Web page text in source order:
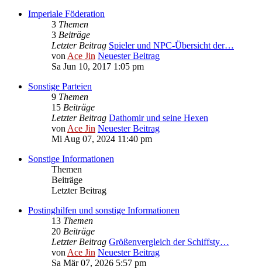
Imperiale Föderation
3 Themen
3 Beiträge
Letzter Beitrag Spieler und NPC-Übersicht der…
von Ace Jin Neuester Beitrag
Sa Jun 10, 2017 1:05 pm
Sonstige Parteien
9 Themen
15 Beiträge
Letzter Beitrag Dathomir und seine Hexen
von Ace Jin Neuester Beitrag
Mi Aug 07, 2024 11:40 pm
Sonstige Informationen
Themen
Beiträge
Letzter Beitrag
Postinghilfen und sonstige Informationen
13 Themen
20 Beiträge
Letzter Beitrag Größenvergleich der Schiffsty…
von Ace Jin Neuester Beitrag
Sa Mär 07, 2026 5:57 pm